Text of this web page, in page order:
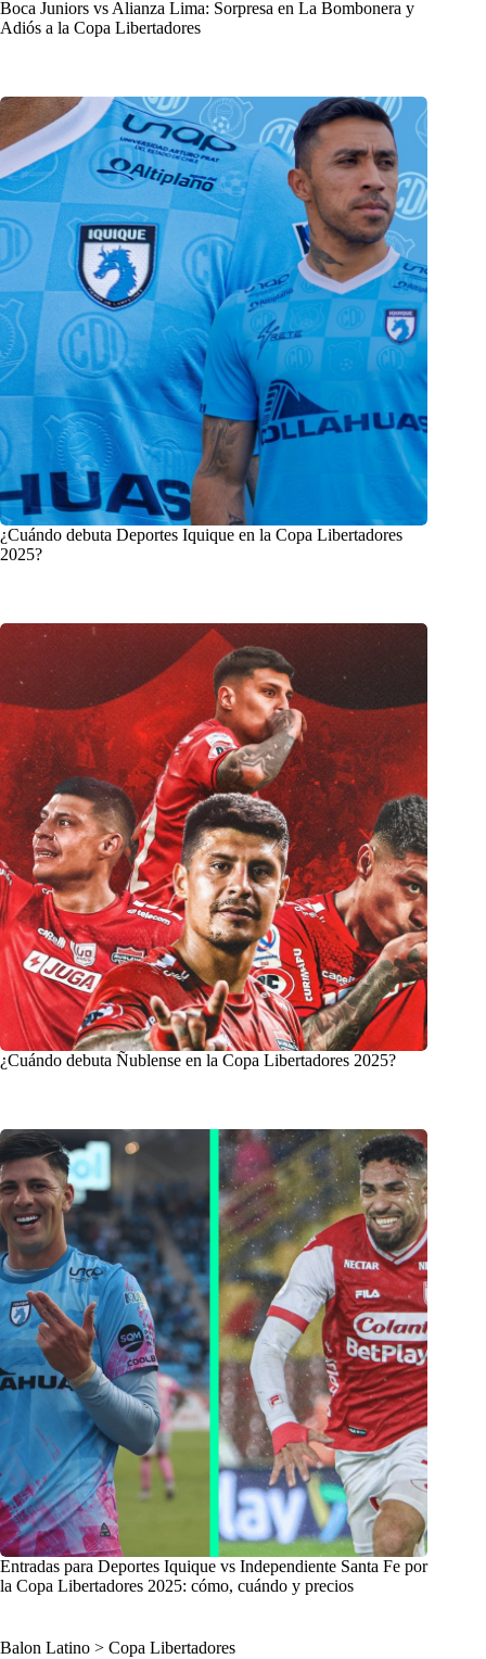
Boca Juniors vs Alianza Lima: Sorpresa en La Bombonera y
Adiós a la Copa Libertadores
¿Cuándo debuta Deportes Iquique en la Copa Libertadores
2025?
¿Cuándo debuta Ñublense en la Copa Libertadores 2025?
Entradas para Deportes Iquique vs Independiente Santa Fe por
la Copa Libertadores 2025: cómo, cuándo y precios
Balon Latino > Copa Libertadores